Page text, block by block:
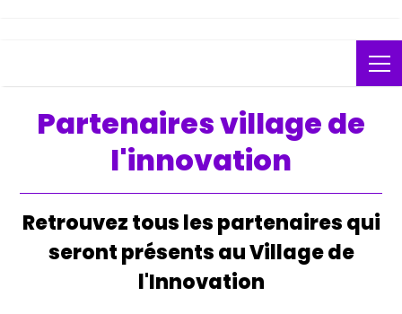
Partenaires village de
l'innovation
Retrouvez tous les partenaires qui
seront présents au Village de
l'Innovation